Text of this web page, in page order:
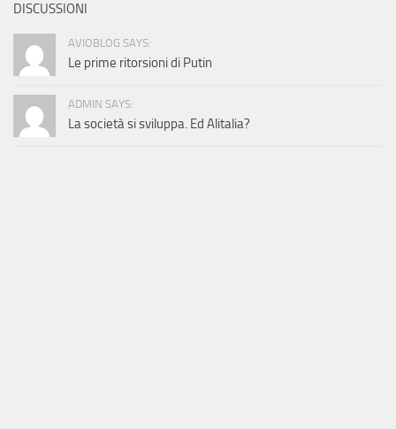
DISCUSSIONI
AVIOBLOG SAYS:
Le prime ritorsioni di Putin
ADMIN SAYS:
La società si sviluppa. Ed Alitalia?